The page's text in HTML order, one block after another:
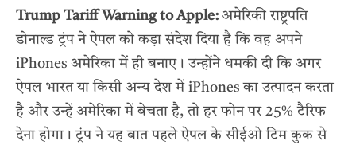
Trump Tariff Warning to Apple: अमेरिकी राष्ट्रपति
डोनाल्ड ट्रंप ने ऐपल को कड़ा संदेश दिया है कि वह अपने
iPhones अमेरिका में ही बनाए। उन्होंने धमकी दी कि अगर
ऐपल भारत या किसी अन्य देश में iPhones का उत्पादन करता
है और उन्हें अमेरिका में बेचता है, तो हर फोन पर 25% टैरिफ
देना होगा। ट्रंप ने यह बात पहले ऐपल के सीईओ टिम कुक से